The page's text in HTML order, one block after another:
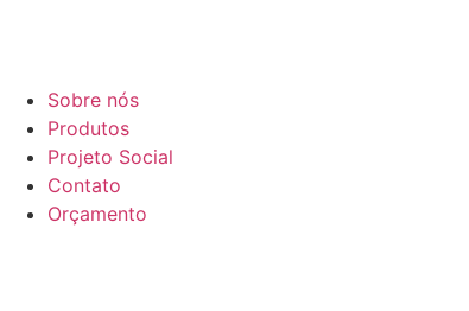
Sobre nós
Produtos
Projeto Social
Contato
Orçamento